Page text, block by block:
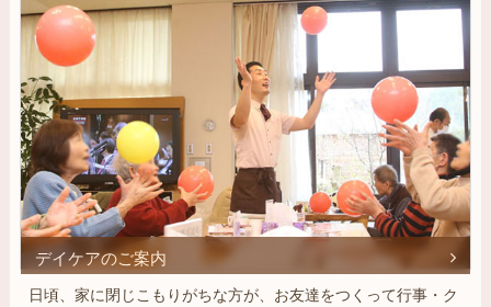
デイケアのご案内
日頃、家に閉じこもりがちな方が、お友達をつくって行事・ク